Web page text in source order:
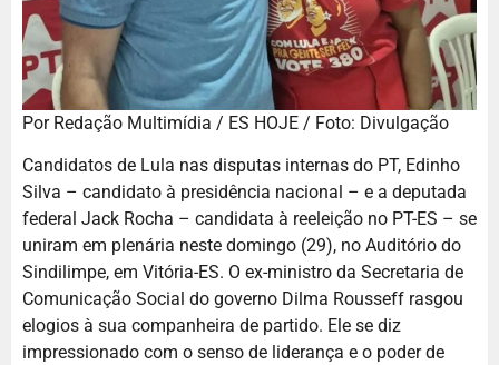
Por Redação Multimídia / ES HOJE / Foto: Divulgação
Candidatos de Lula nas disputas internas do PT, Edinho
Silva – candidato à presidência nacional – e a deputada
federal Jack Rocha – candidata à reeleição no PT-ES – se
uniram em plenária neste domingo (29), no Auditório do
Sindilimpe, em Vitória-ES. O ex-ministro da Secretaria de
Comunicação Social do governo Dilma Rousseff rasgou
elogios à sua companheira de partido. Ele se diz
impressionado com o senso de liderança e o poder de